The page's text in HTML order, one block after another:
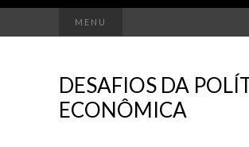
MENU
DESAFIOS DA
ECONÔMICA